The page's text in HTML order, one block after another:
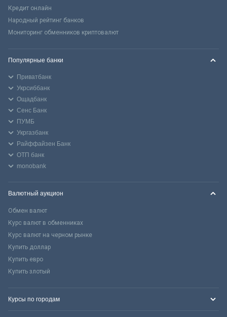
Кредит онлайн
Народный рейтинг банков
Мониторинг обменников криптовалют
Популярные банки
Приватбанк
Укрсиббанк
Ощадбанк
Сенс Банк
ПУМБ
Укргазбанк
Райффайзен Банк
ОТП банк
monobank
Валютный аукцион
Обмен валют
Курс валют в обменниках
Курс валют на черном рынке
Купить доллар
Купить евро
Купить злотый
Курсы по городам